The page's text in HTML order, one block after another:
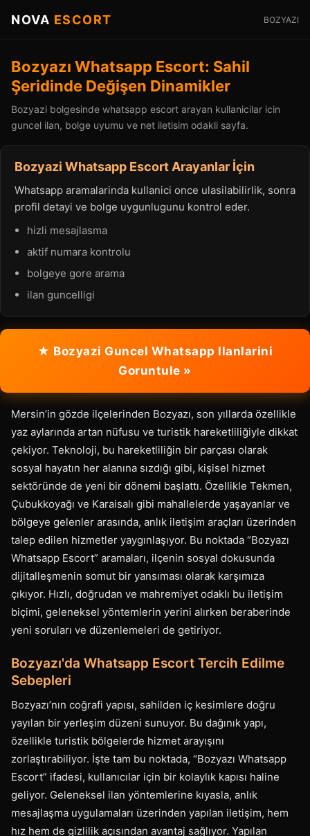
NOVA ESCORT BOZYAZI
Bozyazı Whatsapp Escort: Sahil
Şeridinde Değişen Dinamikler
Bozyazi bolgesinde whatsapp escort arayan kullanicilar icin
guncel ilan, bolge uyumu ve net iletisim odakli sayfa.
Bozyazi Whatsapp Escort Arayanlar İçin
Whatsapp aramalarinda kullanici once ulasilabilirlik, sonra
profil detayi ve bolge uygunlugunu kontrol eder.
hizli mesajlasma
aktif numara kontrolu
bolgeye gore arama
ilan guncelligi
★ Bozyazi Guncel Whatsapp Ilanlarini
Goruntule »
Mersin’in gözde ilçelerinden Bozyazı, son yıllarda özellikle
yaz aylarında artan nüfusu ve turistik hareketliliğiyle dikkat
çekiyor. Teknoloji, bu hareketliliğin bir parçası olarak
sosyal hayatın her alanına sızdığı gibi, kişisel hizmet
sektöründe de yeni bir dönemi başlattı. Özellikle Tekmen,
Çubukkoyağı ve Karaisalı gibi mahallelerde yaşayanlar ve
bölgeye gelenler arasında, anlık iletişim araçları üzerinden
talep edilen hizmetler yaygınlaşıyor. Bu noktada “Bozyazı
Whatsapp Escort” aramaları, ilçenin sosyal dokusunda
dijitalleşmenin somut bir yansıması olarak karşımıza
çıkıyor. Hızlı, doğrudan ve mahremiyet odaklı bu iletişim
biçimi, geleneksel yöntemlerin yerini alırken beraberinde
yeni soruları ve düzenlemeleri de getiriyor.
Bozyazı'da Whatsapp Escort Tercih Edilme
Sebepleri
Bozyazı’nın coğrafi yapısı, sahilden iç kesimlere doğru
yayılan bir yerleşim düzeni sunuyor. Bu dağınık yapı,
özellikle turistik bölgelerde hizmet arayışını
zorlaştırabiliyor. İşte tam bu noktada, “Bozyazı Whatsapp
Escort” ifadesi, kullanıcılar için bir kolaylık kapısı haline
geliyor. Geleneksel ilan yöntemlerine kıyasla, anlık
mesajlaşma uygulamaları üzerinden yapılan iletişim, hem
hız hem de gizlilik açısından avantaj sağlıyor. Yapılan